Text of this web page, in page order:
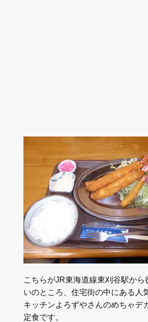
こちらがJR東海道線東刈谷駅から
いのところ、住宅街の中にある人
キッチンよろずやさんのめちゃデ
定食です。